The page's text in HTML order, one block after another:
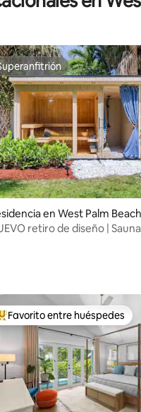
4.64 de 5; 11
en West Palm Beach
retiro de diseño |
los mejores en Favorito
Favorito entre huéspedes